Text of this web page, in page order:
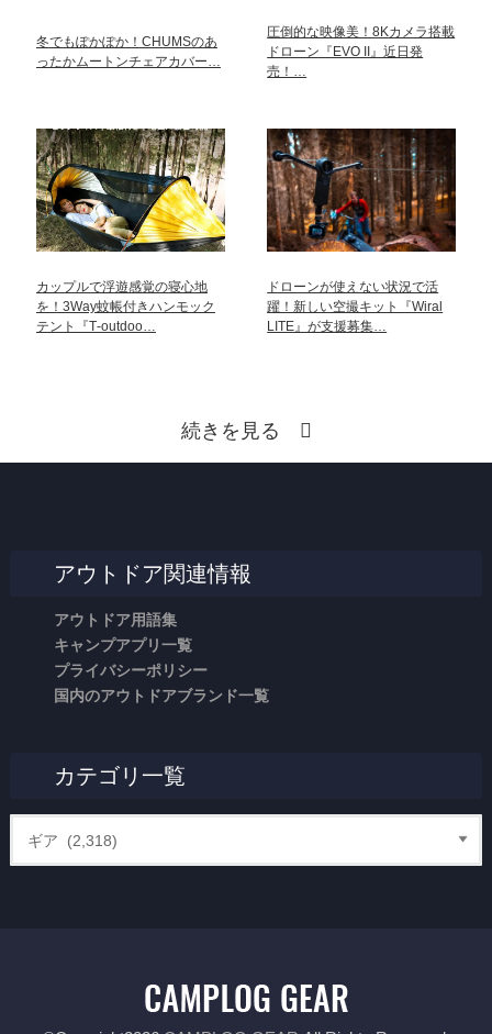
冬でもぽかぽか！CHUMSのあ
ったかムートンチェアカバー…
圧倒的な映像美！8Kカメラ搭載
ドローン『EVO II』近日発
売！…
カップルで浮遊感覚の寝心地
を！3Way蚊帳付きハンモック
テント『T‐outdoo…
ドローンが使えない状況で活
躍！新しい空撮キット『Wiral
LITE』が支援募集…
続きを見る
アウトドア関連情報
アウトドア用語集
キャンプアプリ一覧
プライバシーポリシー
国内のアウトドアブランド一覧
カテゴリ一覧